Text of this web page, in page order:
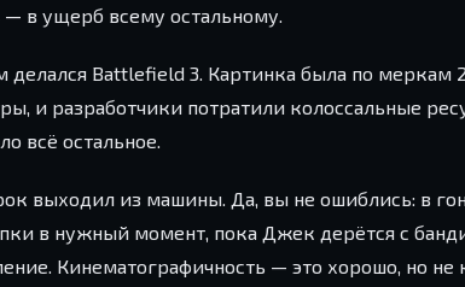
— в ущерб всему остальному.
Battlefield 3. Картинка была по меркам
и разработчики потратили колоссальные
всё остальное.
выходил из машины. Да, вы не ошиблись: в
в нужный момент, пока Джек дерётся с
Кинематографичность — это хорошо, но не